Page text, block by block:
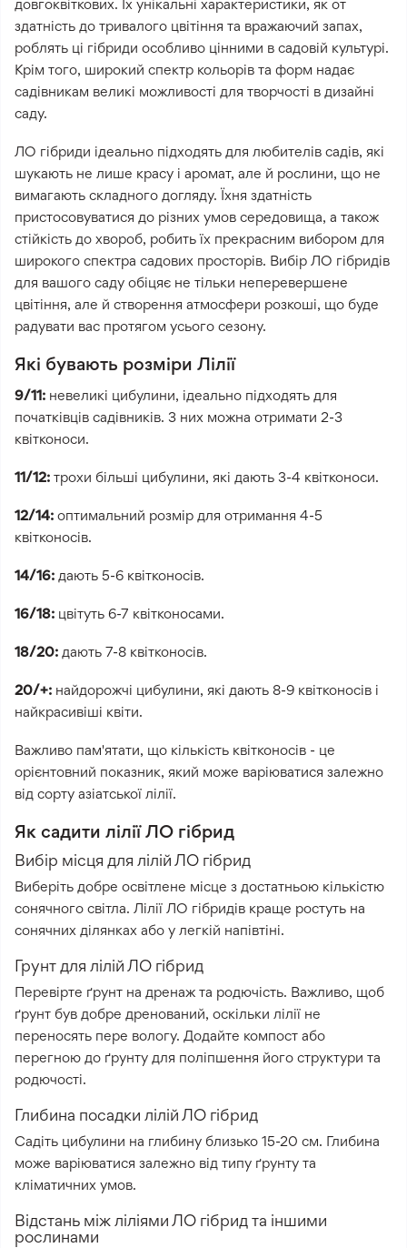
довгоквіткових. Їх унікальні характеристики, як от
здатність до тривалого цвітіння та вражаючий запах,
роблять ці гібриди особливо цінними в садовій культурі.
Крім того, широкий спектр кольорів та форм надає
садівникам великі можливості для творчості в дизайні
саду.
ЛО гібриди ідеально підходять для любителів садів, які
шукають не лише красу і аромат, але й рослини, що не
вимагають складного догляду. Їхня здатність
пристосовуватися до різних умов середовища, а також
стійкість до хвороб, робить їх прекрасним вибором для
широкого спектра садових просторів. Вибір ЛО гібридів
для вашого саду обіцяє не тільки неперевершене
цвітіння, але й створення атмосфери розкоші, що буде
радувати вас протягом усього сезону.
Які бувають розміри Лілії
9/11: невеликі цибулини, ідеально підходять для
початківців садівників. З них можна отримати 2-3
квітконоси.
11/12: трохи більші цибулини, які дають 3-4 квітконоси.
12/14: оптимальний розмір для отримання 4-5
квітконосів.
14/16: дають 5-6 квітконосів.
16/18: цвітуть 6-7 квітконосами.
18/20: дають 7-8 квітконосів.
20/+: найдорожчі цибулини, які дають 8-9 квітконосів і
найкрасивіші квіти.
Важливо пам'ятати, що кількість квітконосів - це
орієнтовний показник, який може варіюватися залежно
від сорту азіатської лілії.
Як садити лілії ЛО гібрид
Вибір місця для лілій ЛО гібрид
Виберіть добре освітлене місце з достатньою кількістю
сонячного світла. Лілії ЛО гібридів краще ростуть на
сонячних ділянках або у легкій напівтіні.
Грунт для лілій ЛО гібрид
Перевірте ґрунт на дренаж та родючість. Важливо, щоб
ґрунт був добре дренований, оскільки лілії не
переносять пере вологу. Додайте компост або
перегною до ґрунту для поліпшення його структури та
родючості.
Глибина посадки лілій ЛО гібрид
Садіть цибулини на глибину близько 15-20 см. Глибина
може варіюватися залежно від типу ґрунту та
кліматичних умов.
Відстань між ліліями ЛО гібрид та іншими
рослинами